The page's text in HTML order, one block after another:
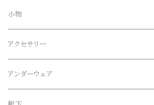
Blundstone(ブランドストーン)
CameOne(ケイムワン)
CANDY DESIGN&WORKS(CDW)
Tシャツ
ロンT
ボトムス
ロング
ショート
セットアップ
シューズ
シューズ
小物
帽子、マフラー、手袋
メガネ、サングラス
アクセサリー
リング
アンダーウェア